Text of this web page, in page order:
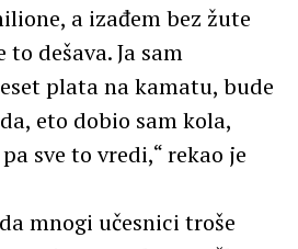
a izađem bez žute
to dešava. Ja sam
plata na kamatu, bude
eto dobio sam kola,
sve to vredi,“ rekao je
mnogi učesnici troše